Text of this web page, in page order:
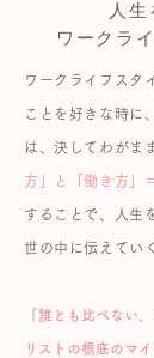
人生
ワークラ
ワークライフスタ
ことを好きな時に
は、決してわがま
方」と「働き方」
することで、人生
世の中に伝えてい
『誰とも比べない
リストの根底のマ